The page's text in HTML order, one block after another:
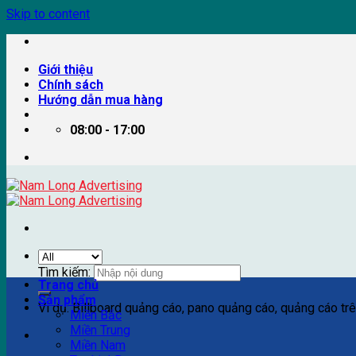
Skip to content
Giới thiệu
Chính sách
Hướng dẫn mua hàng
08:00 - 17:00
Tìm kiếm:
Ví dụ: Billboard quảng cáo, pano quảng cáo, quảng cáo
Trang chủ
Sản phẩm
Miền Bắc
Miền Trung
Miền Nam